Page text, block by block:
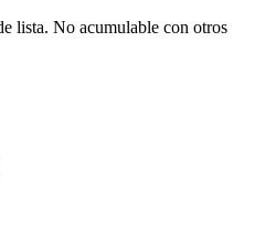
lista. No acumulable con otros